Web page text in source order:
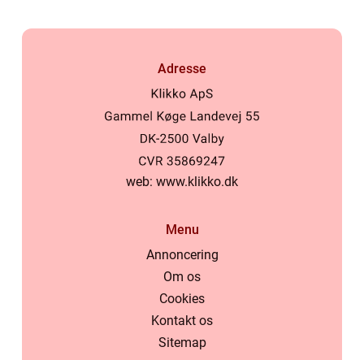
Adresse
web: www.klikko.dk
Menu
Annoncering
Om os
Cookies
Kontakt os
Sitemap